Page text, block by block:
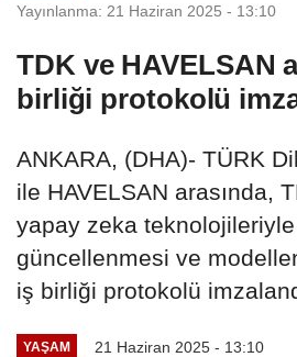
Yayınlanma: 21 Haziran 2025 - 13:10
TDK ve HAVELSAN
birliği protokolü
ANKARA, (DHA)- TÜRK
ile HAVELSAN arasında,
yapay zeka
güncellenmesi ve
iş birliği protokolü
YAŞAM 21 Haziran 2025 - 13:10